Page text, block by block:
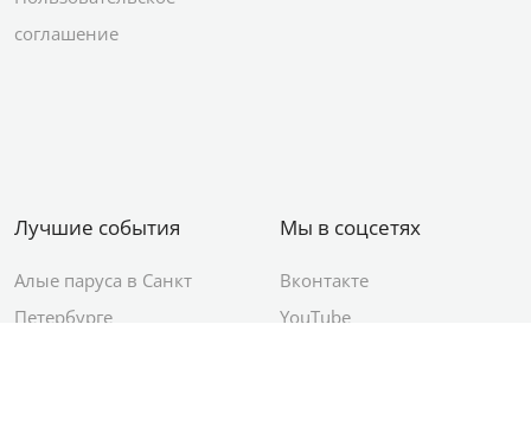
соглашение
Лучшие события
Алые паруса в Санкт
Петербурге
Мы в соцсетях
Вконтакте
YouTube